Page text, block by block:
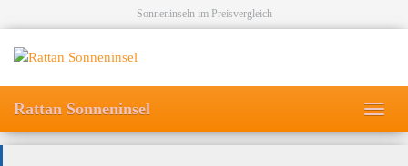
to
main
Sonneninseln im Preisvergleich
Rattan Sonneninsel